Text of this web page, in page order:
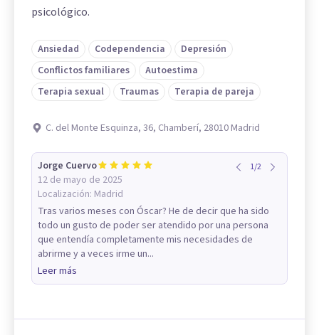
psicológico.
Ansiedad Codependencia
Depresión
Conflictos familiares
Autoestima
Terapia sexual
Traumas Terapia de pareja
C. del Monte Esquinza, 36, Chamberí, 28010 Madrid
Jorge Cuervo
12 de mayo de 2025
Localización: Madrid
1/2
Tras varios meses con Óscar? He de decir que ha sido
todo un gusto de poder ser atendido por una persona
que entendía completamente mis necesidades de
abrirme y a veces irme un...
Leer más